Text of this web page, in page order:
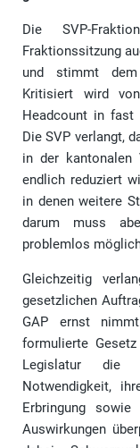
Die SVP-
Fraktionssitzung
und stimmt
Kritisiert wird
Headcount in fast
Die SVP verlangt,
in der kantonalen
endlich reduziert
in denen weitere
darum muss
problemlos
Gleichzeitig
gesetzlichen
GAP ernst
formulierte
Legislatur die
Notwendigkeit,
Erbringung
Auswirkungen